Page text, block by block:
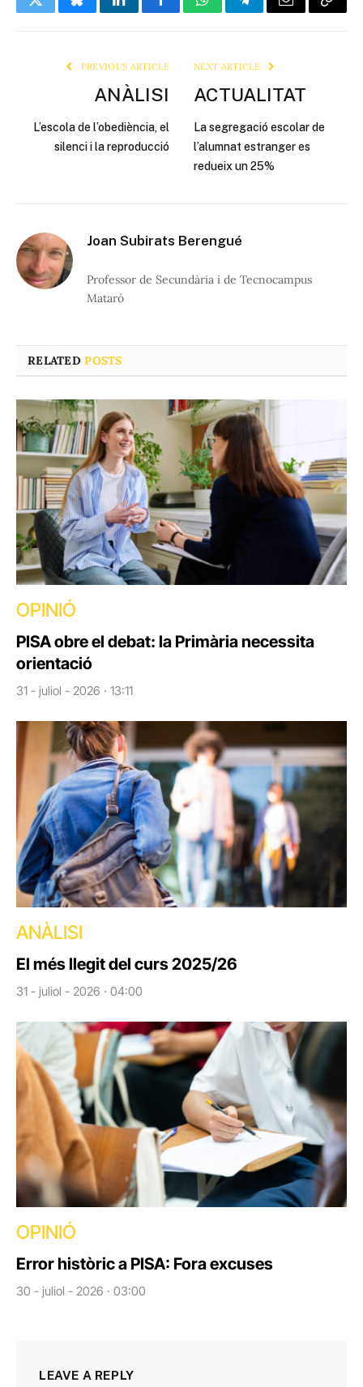
TwitterBlueskyLinkedInFacebookWhatsAppTelegramEmail Copy
PREVIOUS ARTICLE
ANÀLISI
L’escola de l’obediència, el
silenci i la reproducció
NEXT ARTICLE
ACTUALITAT
La segregació escolar de
l’alumnat estranger es
redueix un 25%
Joan Subirats Berengué
Professor de Secundària i de Tecnocampus
Mataró
RELATEDPOSTS
OPINIÓ
PISA obre el debat: la Primària necessita
orientació
31 - juliol - 2026 · 13:11
ANÀLISI
El més llegit del curs 2025/26
31 - juliol - 2026 · 04:00
OPINIÓ
Error històric a PISA: Fora excuses
30 - juliol - 2026 · 03:00
LEAVE A REPLY